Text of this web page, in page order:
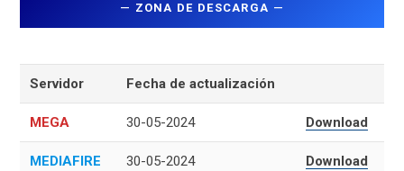
— ZONA DE DESCARGA —
Servidor Fecha de actualización
MEGA 30-05-2024 Download
MEDIAFIRE 30-05-2024 Download